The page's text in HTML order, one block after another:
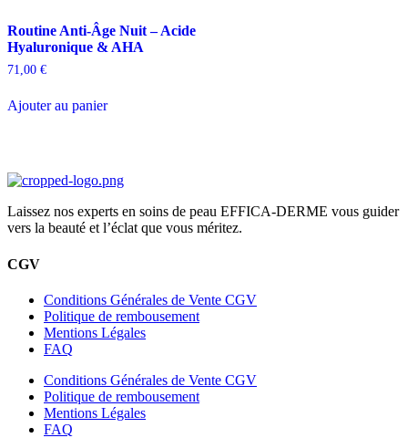
Routine Anti‑Âge Nuit – Acide
Hyaluronique & AHA
71,00 €
Ajouter au panier
Laissez nos experts en soins de peau EFFICA-DERME vous guider
vers la beauté et l’éclat que vous méritez.
CGV
Conditions Générales de Vente CGV
Politique de rembousement
Mentions Légales
FAQ
Conditions Générales de Vente CGV
Politique de rembousement
Mentions Légales
FAQ